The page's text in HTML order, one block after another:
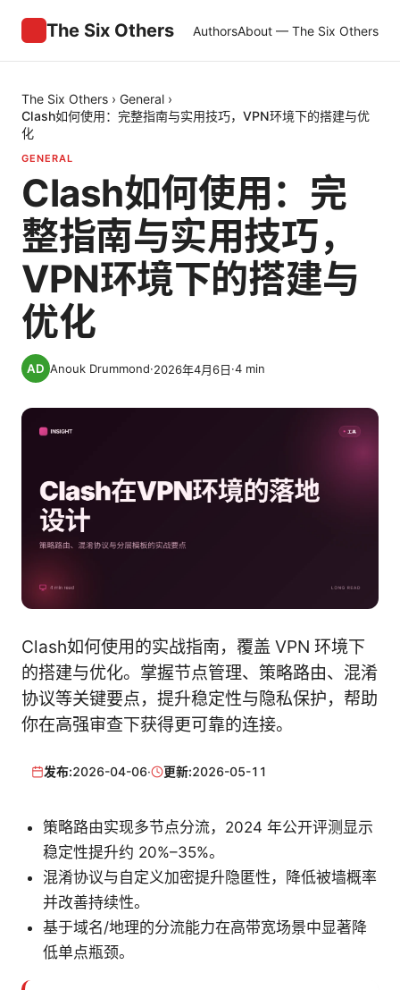
The Six Others AuthorsAbout — The Six Others
The Six Others › General ›
Clash如何使用：完整指南与实用技巧，VPN环境下的搭建与优
化
GENERAL
Clash如何使用：完
整指南与实用技巧，
VPN环境下的搭建与
优化
Anouk Drummond·2026年4月6日·4 min
Clash如何使用的实战指南，覆盖 VPN 环境下
的搭建与优化。掌握节点管理、策略路由、混淆
协议等关键要点，提升稳定性与隐私保护，帮助
你在高强审查下获得更可靠的连接。
发布:2026-04-06· 更新:2026-05-11
策略路由实现多节点分流，2024 年公开评测显示
稳定性提升约 20%–35%。
混淆协议与自定义加密提升隐匿性，降低被墙概率
并改善持续性。
基于域名/地理的分流能力在高带宽场景中显著降
低单点瓶颈。